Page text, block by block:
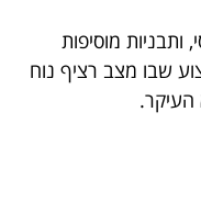
מוסיפות
שבו מצב רציף נוח
העיקר.